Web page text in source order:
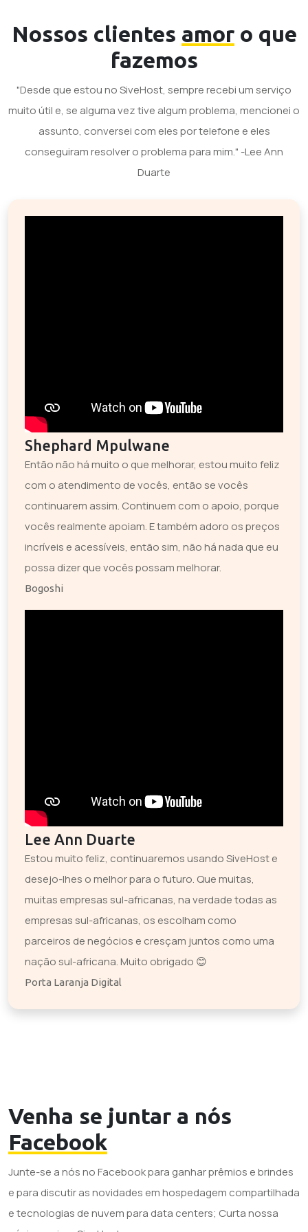
Nossos clientes amoro que
fazemos
"Desde que estou no SiveHost, sempre recebi um serviço
muito útil e, se alguma vez tive algum problema, mencionei o
assunto, conversei com eles por telefone e eles
conseguiram resolver o problema para mim." -Lee Ann
Duarte
Shephard Mpulwane
Então não há muito o que melhorar, estou muito feliz
com o atendimento de vocês, então se vocês
continuarem assim. Continuem com o apoio, porque
vocês realmente apoiam. E também adoro os preços
incríveis e acessíveis, então sim, não há nada que eu
possa dizer que vocês possam melhorar.
Bogoshi
Lee Ann Duarte
Estou muito feliz, continuaremos usando SiveHost e
desejo-lhes o melhor para o futuro. Que muitas,
muitas empresas sul-africanas, na verdade todas as
empresas sul-africanas, os escolham como
parceiros de negócios e cresçam juntos como uma
nação sul-africana. Muito obrigado 😊
Porta Laranja Digital
Venha se juntar a nós
Facebook
Junte-se a nós no Facebook para ganhar prêmios e brindes
e para discutir as novidades em hospedagem compartilhada
e tecnologias de nuvem para data centers; Curta nossa